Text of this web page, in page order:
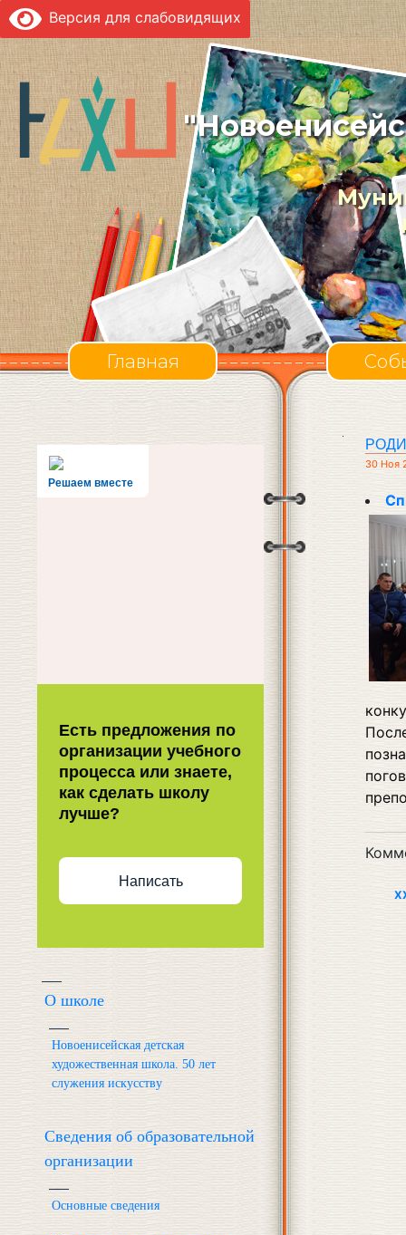
Версия для слабовидящих
Главная
Решаем вместе
Есть предложения по
организации учебного
процесса или знаете,
как сделать школу
лучше?
Написать
О школе
Новоенисейская детская
художественная школа. 50 лет
служения искусству
Сведения об образовательной
организации
Основные сведения
30 Ноя